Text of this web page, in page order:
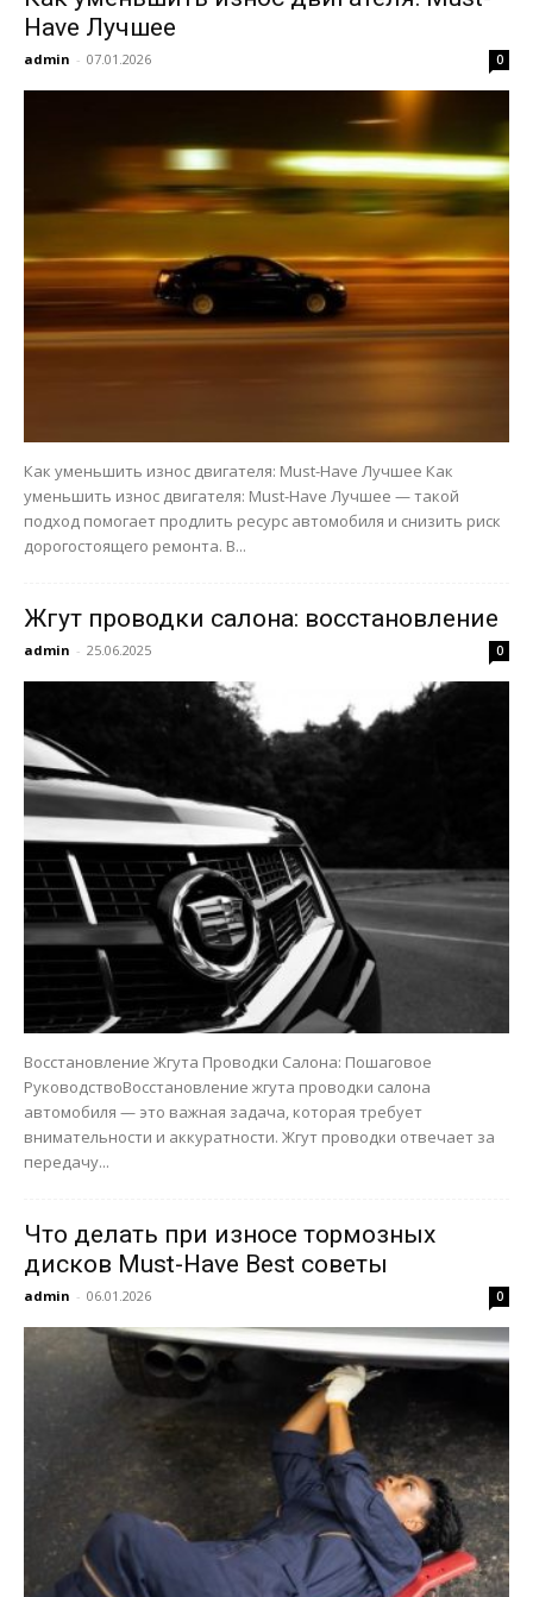
Have Лучшее
admin - 07.01.2026 0
Как уменьшить износ двигателя: Must-Have Лучшее Как
уменьшить износ двигателя: Must-Have Лучшее — такой
подход помогает продлить ресурс автомобиля и снизить риск
дорогостоящего ремонта. В...
Жгут проводки салона: восстановление
admin - 25.06.2025 0
Восстановление Жгута Проводки Салона: Пошаговое
РуководствоВосстановление жгута проводки салона
автомобиля — это важная задача, которая требует
внимательности и аккуратности. Жгут проводки отвечает за
передачу...
Что делать при износе тормозных
дисков Must-Have Best советы
admin - 06.01.2026 0